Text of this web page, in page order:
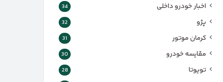
اخبار خودرو داخلی 34
پژو 32
کرمان موتور 31
مقایسه خودرو 30
تویوتا 28